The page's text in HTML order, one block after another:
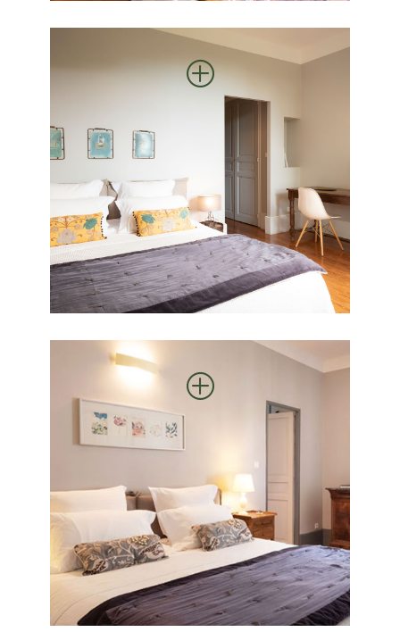
P
DANIEL
Chambre double avec douche
privative, spacieuse et confortable
pour un séjour à deux.
P
MONADIE
Chambre double avec bain privatif,
élégante et confortable pour un
séjour relaxant.